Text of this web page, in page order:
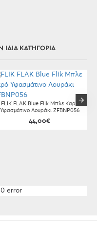
ΊΔΙΑ ΚΑΤΗΓΟΡΊΑ
FLIK FLAK Blue Flik Μπλε Καρό
Υφασμάτινο Λουράκι ZFBNP056
44,00€
error